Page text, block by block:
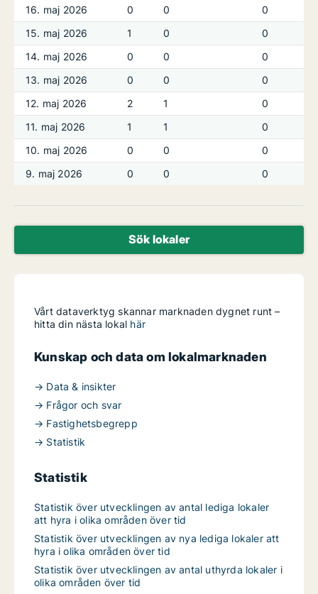
16. maj 2026
0 0
0
15. maj 2026
1 0
0
14. maj 2026
0 0
0
13. maj 2026
0 0
0
12. maj 2026
2 1
0
11. maj 2026
1 1
0
10. maj 2026
0 0
0
9. maj 2026
0 0 0
Sök lokaler
Vårt dataverktyg skannar marknaden dygnet runt –
hitta din nästa lokal här
Kunskap och data om lokalmarknaden
→ Data & insikter
→ Frågor och svar
→ Fastighetsbegrepp
→ Statistik
Statistik
Statistik över utvecklingen av antal lediga lokaler
att hyra i olika områden över tid
Statistik över utvecklingen av nya lediga lokaler att
hyra i olika områden över tid
Statistik över utvecklingen av antal uthyrda lokaler i
olika områden över tid